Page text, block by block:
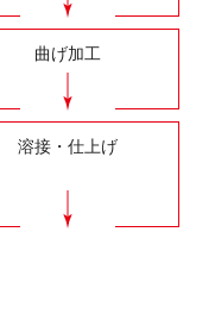
曲げ加工
溶接・仕上げ